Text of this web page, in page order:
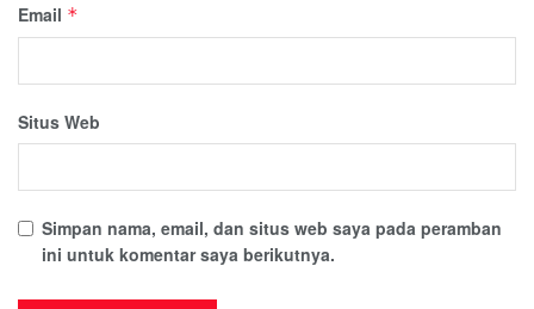
Email *
Situs Web
Simpan nama, email, dan situs web saya pada peramban
ini untuk komentar saya berikutnya.